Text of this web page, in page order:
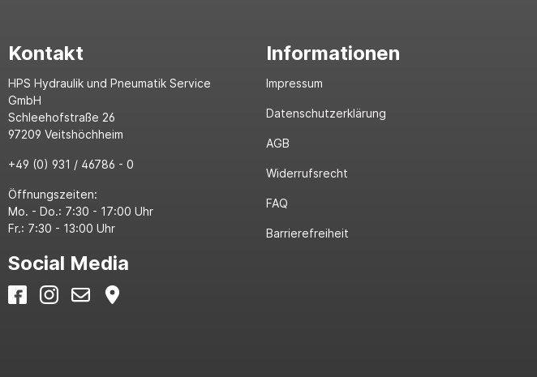
Kontakt
HPS Hydraulik und Pneumatik Service
GmbH
Schleehofstraße 26
97209 Veitshöchheim
+49 (0) 931 / 46786 - 0
Öffnungszeiten:
Mo. - Do.: 7:30 - 17:00 Uhr
Fr.: 7:30 - 13:00 Uhr
Social Media
Informationen
Impressum
Datenschutzerklärung
AGB
Widerrufsrecht
FAQ
Barrierefreiheit